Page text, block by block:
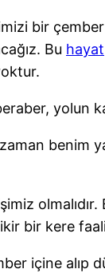
bir
Bu hayat
yolun
benim
bir kere
içine